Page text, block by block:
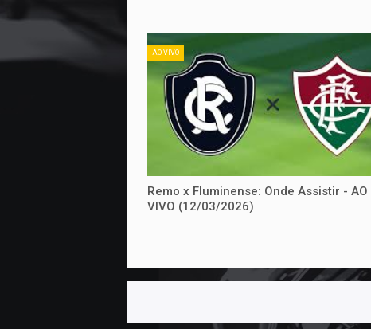
AO VIVO
Remo x Fluminense: Onde Assistir - AO
VIVO (12/03/2026)